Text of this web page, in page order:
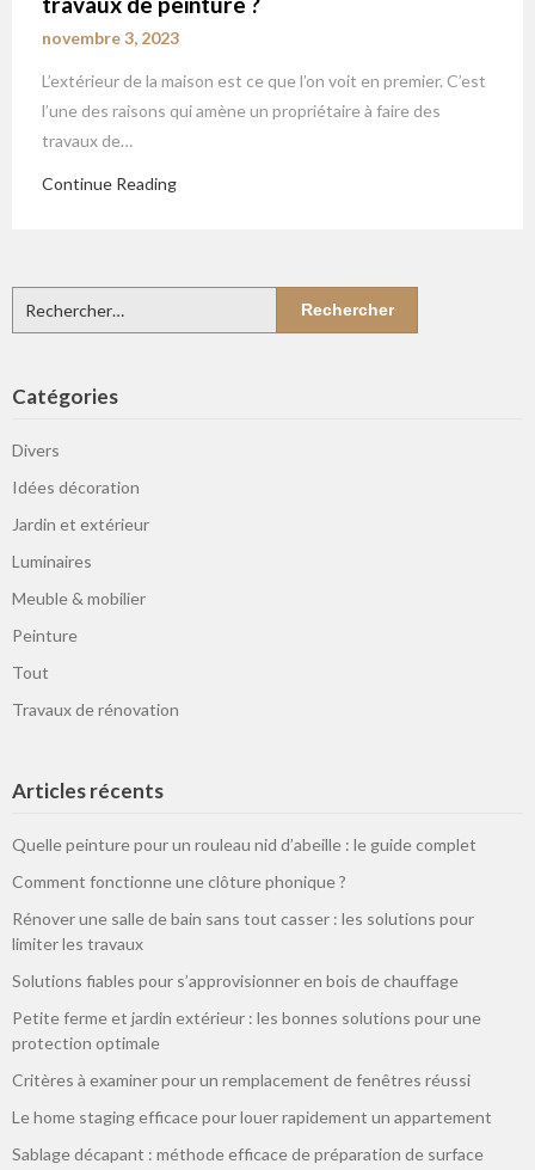
novembre 3, 2023
L’extérieur de la maison est ce que l’on voit en premier. C’est
l’une des raisons qui amène un propriétaire à faire des
travaux de…
Continue Reading
Catégories
Divers
Idées décoration
Jardin et extérieur
Luminaires
Meuble & mobilier
Peinture
Tout
Travaux de rénovation
Articles récents
Quelle peinture pour un rouleau nid d’abeille : le guide complet
Comment fonctionne une clôture phonique ?
Rénover une salle de bain sans tout casser : les solutions pour
limiter les travaux
Solutions fiables pour s’approvisionner en bois de chauffage
Petite ferme et jardin extérieur : les bonnes solutions pour une
protection optimale
Critères à examiner pour un remplacement de fenêtres réussi
Le home staging efficace pour louer rapidement un appartement
Sablage décapant : méthode efficace de préparation de surface